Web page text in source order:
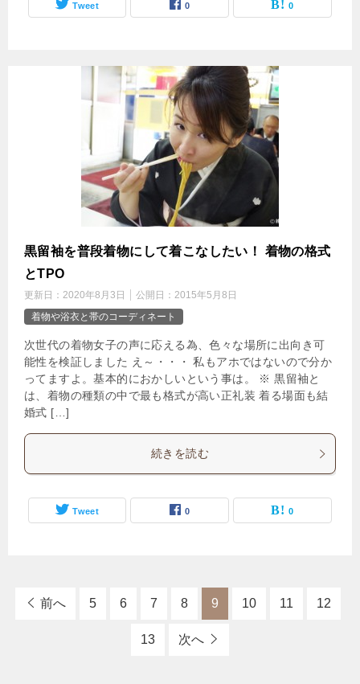
Tweet 0 0
黒留袖を普段着物にして着こなしたい！ 着物の格式
とTPO
更新日： 2020年8月3日 公開日： 2015年5月8日
着物や浴衣と帯のコーディネート
次世代の着物女子の声に応える為、色々な場所に出向き可
能性を検証しました え～・・・ 私もアホではないので分か
ってますよ。基本的におかしいという事は。 ※ 黒留袖と
は、着物の種類の中で最も格式が高い正礼装 着る場面も結
婚式 […]
続きを読む
Tweet 0 0
前へ 5 6 7 8 9 10 11 12
13 次へ